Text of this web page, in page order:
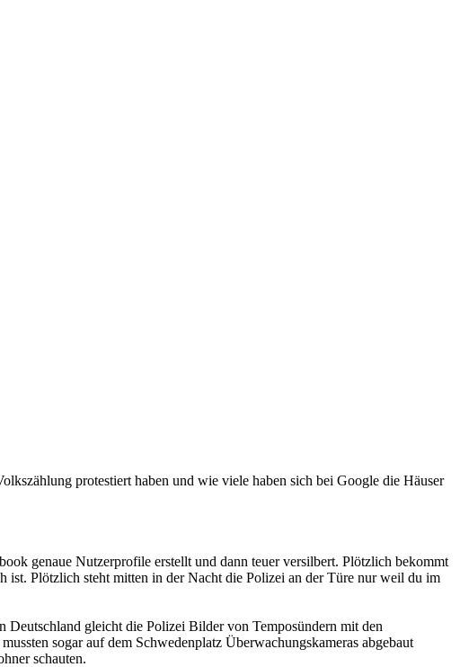
protestiert haben und wie viele haben sich bei Google die Häuser
genaue Nutzerprofile erstellt und dann teuer versilbert. Plötzlich bekommt
Plötzlich steht mitten in der Nacht die Polizei an der Türe nur weil du im
Deutschland gleicht die Polizei Bilder von Temposündern mit den
sogar auf dem Schwedenplatz Überwachungskameras abgebaut
schauten.